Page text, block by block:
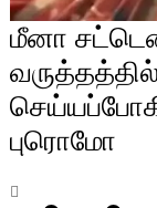
மீனா
புரொமோ